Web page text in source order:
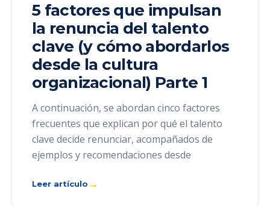
5 factores que impulsan
la renuncia del talento
clave (y cómo abordarlos
desde la cultura
organizacional) Parte 1
A continuación, se abordan cinco factores
frecuentes que explican por qué el talento
clave decide renunciar, acompañados de
ejemplos y recomendaciones desde
Leer artículo →